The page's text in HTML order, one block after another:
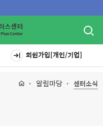
회원가입[개인/기업]
알림마당 센터소식